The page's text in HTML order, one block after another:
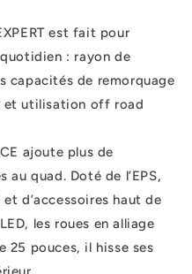
est fait pour
: rayon de
capacités de remorquage
et utilisation off road
ajoute plus de
quad. Doté de l’EPS,
d’accessoires haut de
les roues en alliage
25 pouces, il hisse ses